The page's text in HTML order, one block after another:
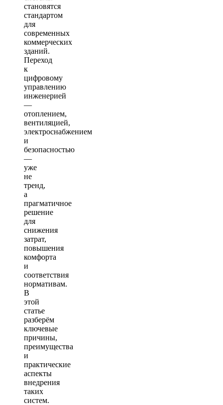
становятся
стандартом
для
современных
коммерческих
зданий.
Переход
к
цифровому
управлению
инженерией
—
отоплением,
вентиляцией,
электроснабжением
и
безопасностью
—
уже
не
тренд,
а
прагматичное
решение
для
снижения
затрат,
повышения
комфорта
и
соответствия
нормативам.
В
этой
статье
разберём
ключевые
причины,
преимущества
и
практические
аспекты
внедрения
таких
систем.